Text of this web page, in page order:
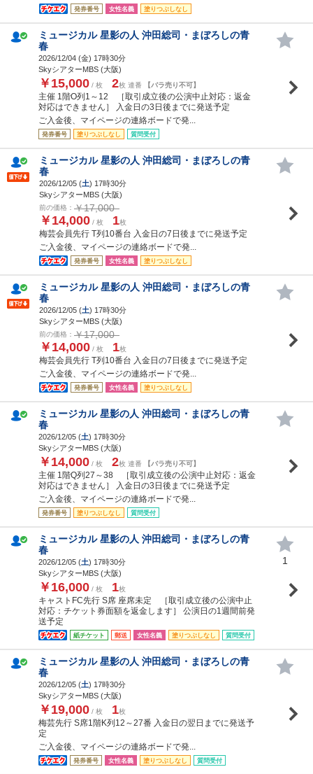
発券番号 女性名義 塗りつぶしなし
ミュージカル 星影の人 沖田総司・まぼろしの青
春
2026/12/04 (金) 17時30分
SkyシアターMBS (大阪)
￥15,000 / 枚 2枚 連番 【バラ売り不可】
主催 1階O列1～12 ［取引成立後の公演中止対応：返金
対応はできません］ 入金日の3日後までに発送予定
ご入金後、マイページの連絡ボードで発...
発券番号 塗りつぶしなし 質問受付
ミュージカル 星影の人 沖田総司・まぼろしの青
春
2026/12/05 (土) 17時30分
SkyシアターMBS (大阪)
前の価格： ￥17,000
￥14,000 / 枚 1枚
梅芸会員先行 T列10番台 入金日の7日後までに発送予定
ご入金後、マイページの連絡ボードで発...
発券番号 女性名義 塗りつぶしなし
ミュージカル 星影の人 沖田総司・まぼろしの青
春
2026/12/05 (土) 17時30分
SkyシアターMBS (大阪)
前の価格： ￥17,000
￥14,000 / 枚 1枚
梅芸会員先行 T列10番台 入金日の7日後までに発送予定
ご入金後、マイページの連絡ボードで発...
発券番号 女性名義 塗りつぶしなし
ミュージカル 星影の人 沖田総司・まぼろしの青
春
2026/12/05 (土) 17時30分
SkyシアターMBS (大阪)
￥14,000 / 枚 2枚 連番 【バラ売り不可】
主催 1階Q列27～38 ［取引成立後の公演中止対応：返金
対応はできません］ 入金日の3日後までに発送予定
ご入金後、マイページの連絡ボードで発...
発券番号 塗りつぶしなし 質問受付
ミュージカル 星影の人 沖田総司・まぼろしの青
春
2026/12/05 (土) 17時30分
SkyシアターMBS (大阪)
￥16,000 / 枚 1枚
キャストFC先行 S席 座席未定 ［取引成立後の公演中止
対応：チケット券面額を返金します］ 公演日の1週間前発
送予定
紙チケット 郵送 女性名義 塗りつぶしなし 質問受付
1
ミュージカル 星影の人 沖田総司・まぼろしの青
春
2026/12/05 (土) 17時30分
SkyシアターMBS (大阪)
￥19,000 / 枚 1枚
梅芸先行 S席1階K列12～27番 入金日の翌日までに発送予
定
ご入金後、マイページの連絡ボードで発...
発券番号 女性名義 塗りつぶしなし 質問受付